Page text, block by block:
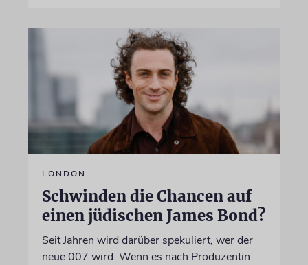
LONDON
Schwinden die Chancen auf
einen jüdischen James Bond?
Seit Jahren wird darüber spekuliert, wer der
neue 007 wird. Wenn es nach Produzentin